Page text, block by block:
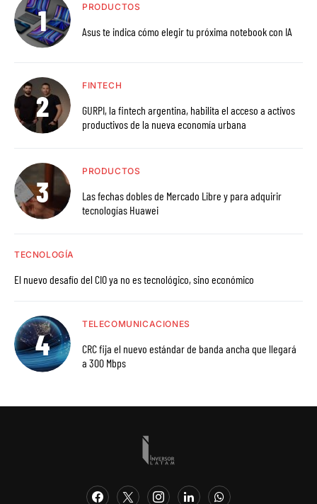
PRODUCTOS
Asus te indica cómo elegir tu próxima notebook con IA
FINTECH
GURPI, la fintech argentina, habilita el acceso a activos
productivos de la nueva economía urbana
PRODUCTOS
Las fechas dobles de Mercado Libre y para adquirir
tecnologías Huawei
TECNOLOGÍA
El nuevo desafío del CIO ya no es tecnológico, sino económico
TELECOMUNICACIONES
CRC fija el nuevo estándar de banda ancha que llegará
a 300 Mbps